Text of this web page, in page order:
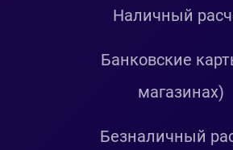
Наличный
Банковские
магазинах)
Безналичный